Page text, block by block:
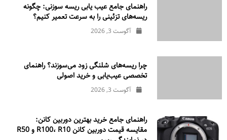
راهنمای جامع عیب یابی ریسه سوزنی: چگونه
ریسه‌های تزئینی را به سرعت تعمیر کنیم؟
آگوست 3, 2026
چرا ریسه‌های شلنگی زود می‌سوزند؟ راهنمای
تخصصی عیب‌یابی و خرید اصولی
آگوست 3, 2026
راهنمای جامع خرید بهترین دوربین کانن:
مقایسه قیمت دوربین کانن R100، R10 و R50